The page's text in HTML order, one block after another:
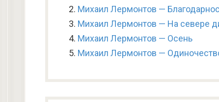
Михаил Лермонтов —
Михаил Лермонтов — На севере
Михаил Лермонтов — Осень
Михаил Лермонтов —